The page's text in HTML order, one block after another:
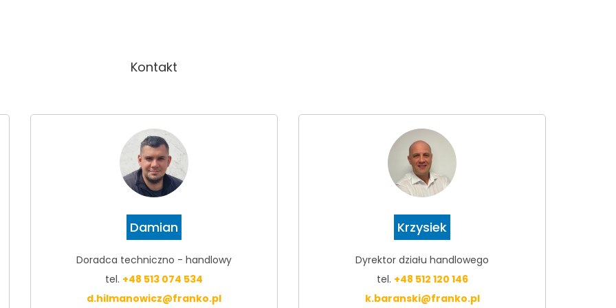
Kontakt
Damian
Doradca techniczno - handlowy
tel. +48 513 074 534
d.hilmanowicz@franko.pl
Krzysiek
Dyrektor działu handlowego
tel. +48 512 120 146
k.baranski@franko.pl